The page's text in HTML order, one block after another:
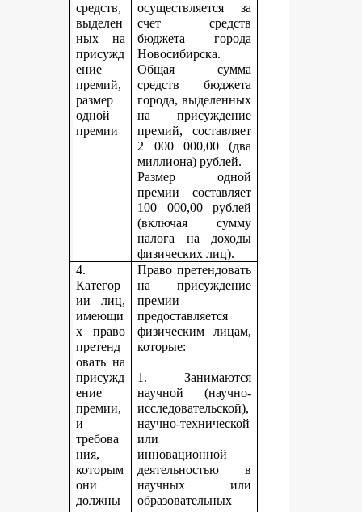
средств,
выделен
ных на
присужд
ение
премий,
размер
одной
премии
осуществляется за
счет средств
бюджета города
Новосибирска.
Общая сумма
средств бюджета
города, выделенных
на присуждение
премий, составляет
2 000 000,00 (два
миллиона) рублей.
Размер одной
премии составляет
100 000,00 рублей
(включая сумму
налога на доходы
физических лиц).
4.
Категор
ии лиц,
имеющи
х право
претенд
овать на
присужд
ение
премии,
и
требова
ния,
которым
они
должны
Право претендовать
на присуждение
премии
предоставляется
физическим лицам,
которые:
1. Занимаются
научной (научно-
исследовательской),
научно-технической
или
инновационной
деятельностью в
научных или
образовательных